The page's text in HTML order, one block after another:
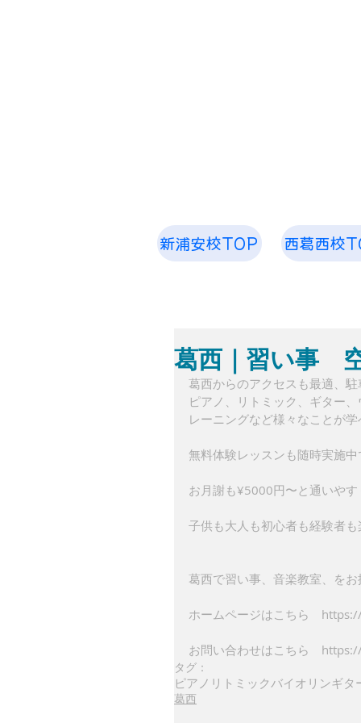
新浦安校TOP 西葛西校
葛西｜習い事
葛西からのアクセスも最適、
ピアノ、リトミック、ギター
レーニングなど様々なことが学
無料体験レッスンも随時実施
お月謝も¥5000円〜と通いやす
子供も大人も初心者も経験者も
葛西で習い事、音楽教室、を
ホームページはこちら　
お問い合わせはこちら　
タグ：
ピアノ リトミックバイオリンギタ
葛西